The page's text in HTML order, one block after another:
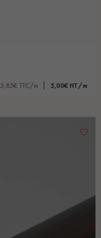
5,85€ TTC/m 5,00€ HT/m